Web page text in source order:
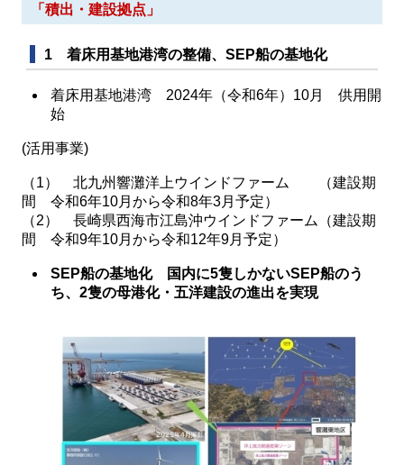
「積出・建設拠点」
1 着床用基地港湾の整備、SEP船の基地化
着床用基地港湾 2024年（令和6年）10月 供用開
始
(活用事業)
（1） 北九州響灘洋上ウインドファーム （建設期
間 令和6年10月から令和8年3月予定）
（2） 長崎県西海市江島沖ウインドファーム（建設期
間 令和9年10月から令和12年9月予定）
SEP船の基地化 国内に5隻しかないSEP船のう
ち、2隻の母港化・五洋建設の進出を実現